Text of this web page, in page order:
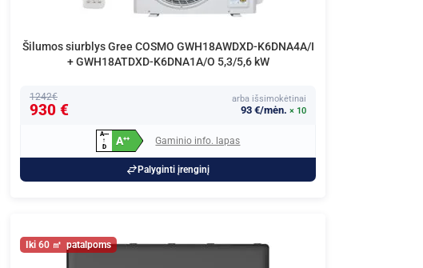
Šilumos siurblys Gree COSMO GWH18AWDXD-K6DNA4A/I
+ GWH18ATDXD-K6DNA1A/O 5,3/5,6 kW
1242€
930 €
arba išsimokėtinai
93 €/mėn. × 10
A+++
↑
D
A++ Gaminio info. lapas
Palyginti įrenginį
60